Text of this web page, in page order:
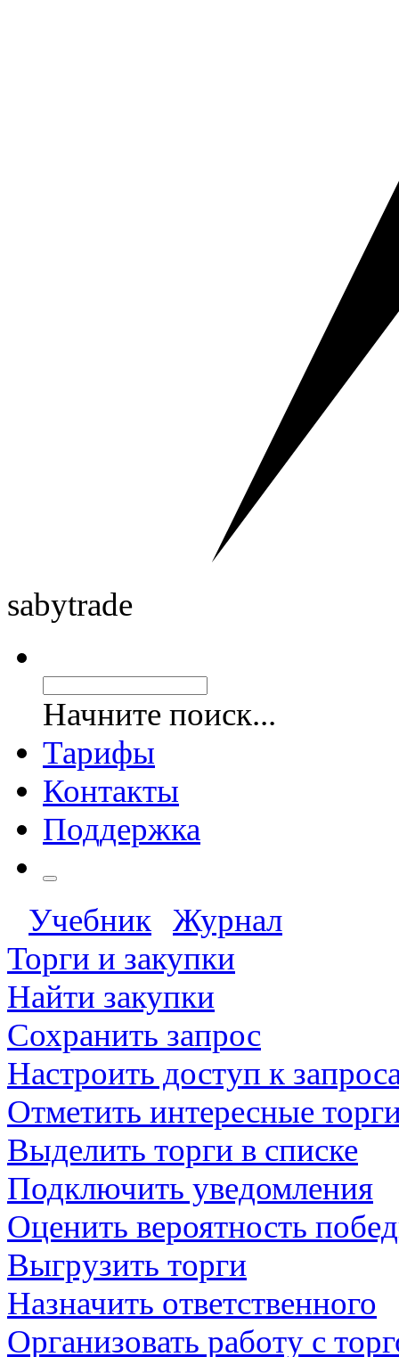
sabytrade
Начните поиск...
Тарифы
Контакты
Поддержка
Учебник
Журнал
Торги и закупки
Найти закупки
Сохранить запрос
Настроить доступ к
Отметить интересные
Выделить торги в списке
Подключить уведомления
Оценить вероятность
Выгрузить торги
Назначить ответственного
Организовать работу с